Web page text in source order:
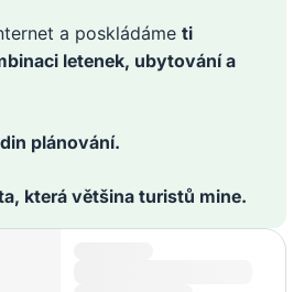
a poskládáme ti
letenek, ubytování a
plánování.
která většina turistů mine.